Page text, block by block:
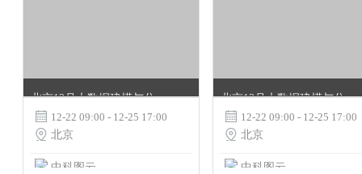
北京12月大数据建模与分析挖掘应用实战培训班
 12-22 09:00 - 12-25 17:00
 北京
中科图云
北京12月大数据建模与分析挖掘应用实战培训班
 12-22 09:00 - 12-25 17:00
 北京
中科图云